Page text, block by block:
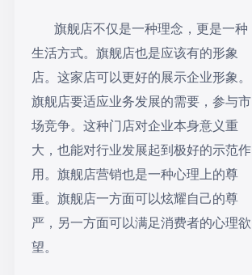
旗舰店不仅是一种理念，更是一种
生活方式。旗舰店也是应该有的形象
店。这家店可以更好的展示企业形象。
旗舰店要适应业务发展的需要，参与市
场竞争。这种门店对企业本身意义重
大，也能对行业发展起到极好的示范作
用。旗舰店营销也是一种心理上的尊
重。旗舰店一方面可以炫耀自己的尊
严，另一方面可以满足消费者的心理欲
望。